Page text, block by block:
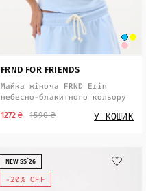
FRND FOR FRIENDS
Майка жіноча FRND Erin
небесно-блакитного кольору
1590 ₴
1272 ₴ У КОШИК
-20% OFF
NEW SS`26